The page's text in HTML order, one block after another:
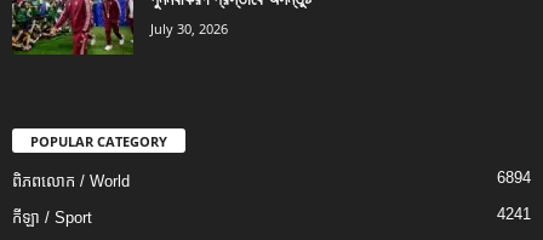
July 30, 2026
POPULAR CATEGORY
ពិភពលោក / World 6894
កីឡា / Sport 4241